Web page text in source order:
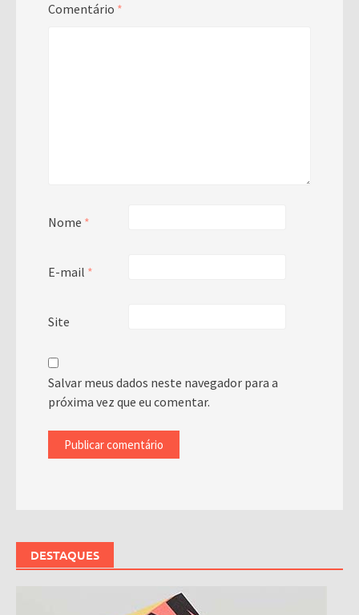
Comentário *
Nome *
E-mail *
Site
Salvar meus dados neste navegador para a
próxima vez que eu comentar.
DESTAQUES